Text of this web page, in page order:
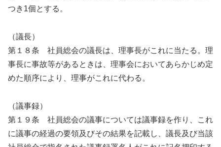
つき1個とする。
（議長）
第１８条 社員総会の議長は、理事長がこれに当たる。理
事長に事故等があるときは、理事会においてあらかじめ定
めた順序により、理事がこれに代わる。
（議事録）
第１９条 社員総会の議事については議事録を作り、これ
に議事の経過の要領及びその結果を記載し、議長及び当該